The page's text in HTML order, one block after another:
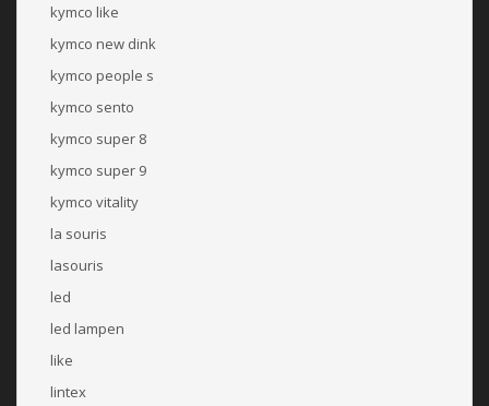
kymco like
kymco new dink
kymco people s
kymco sento
kymco super 8
kymco super 9
kymco vitality
la souris
lasouris
led
led lampen
like
lintex